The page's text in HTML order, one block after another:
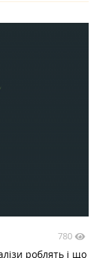
780
роблять і що